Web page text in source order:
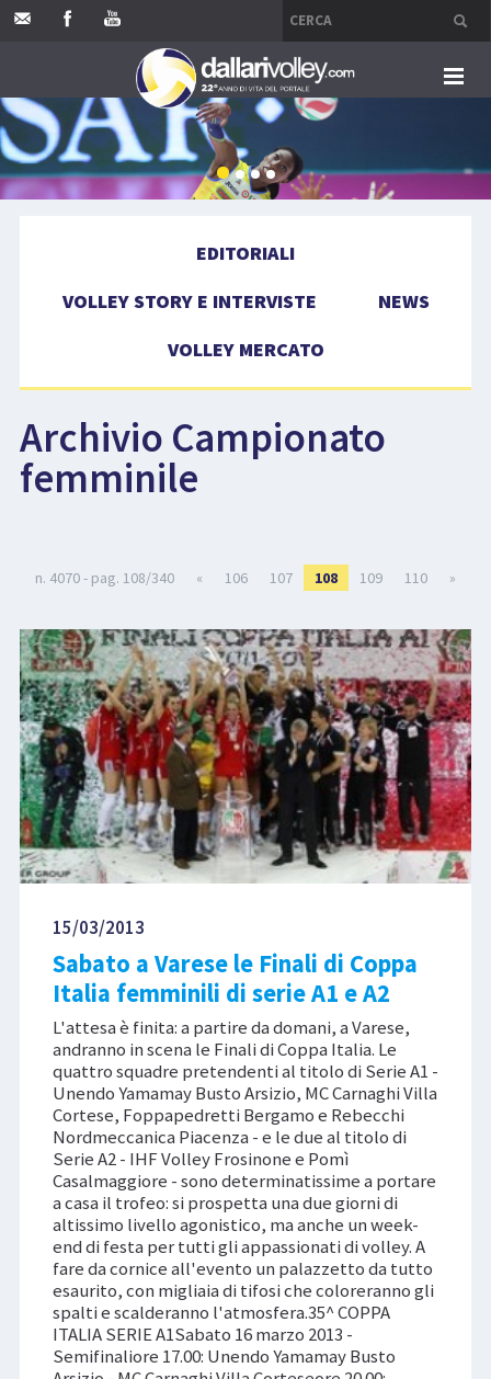
HOME
COMPETIZIONI
EDITORIALI
VOLLEY STORY E INTERVISTE
NEWS
VOLLEY MERCATO
Archivio Campionato
femminile
n. 4070 - pag. 108/340 « 106 107 108 109 110 »
15/03/2013
Sabato a Varese le Finali di Coppa
Italia femminili di serie A1 e A2
L'attesa è finita: a partire da domani, a Varese,
andranno in scena le Finali di Coppa Italia. Le
quattro squadre pretendenti al titolo di Serie A1 -
Unendo Yamamay Busto Arsizio, MC Carnaghi Villa
Cortese, Foppapedretti Bergamo e Rebecchi
Nordmeccanica Piacenza - e le due al titolo di
Serie A2 - IHF Volley Frosinone e Pomì
Casalmaggiore - sono determinatissime a portare
a casa il trofeo: si prospetta una due giorni di
altissimo livello agonistico, ma anche un week-
end di festa per tutti gli appassionati di volley. A
fare da cornice all'evento un palazzetto da tutto
esaurito, con migliaia di tifosi che coloreranno gli
spalti e scalderanno l'atmosfera.35^ COPPA
ITALIA SERIE A1Sabato 16 marzo 2013 -
Semifinaliore 17.00: Unendo Yamamay Busto